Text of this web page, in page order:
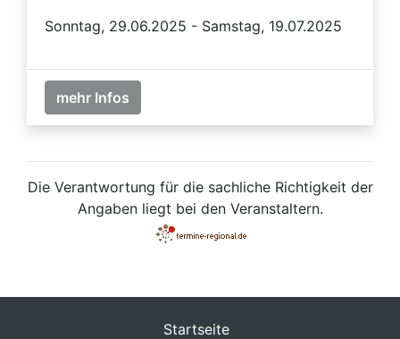
Sonntag, 29.06.2025 - Samstag, 19.07.2025
mehr Infos
Die Verantwortung für die sachliche Richtigkeit der
Angaben liegt bei den Veranstaltern.
Startseite